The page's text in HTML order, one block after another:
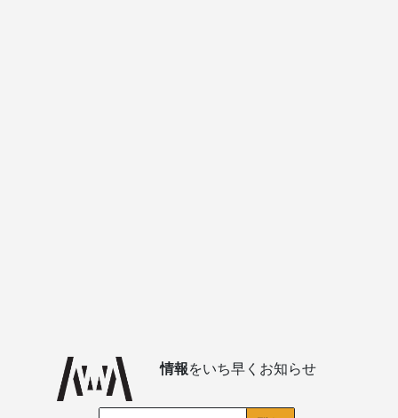
情報をいち早くお知らせ